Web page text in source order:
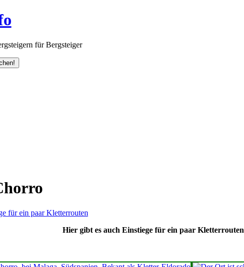
für Bergsteiger
Hier gibt es auch Einstiege für ein paar Kletterrouten